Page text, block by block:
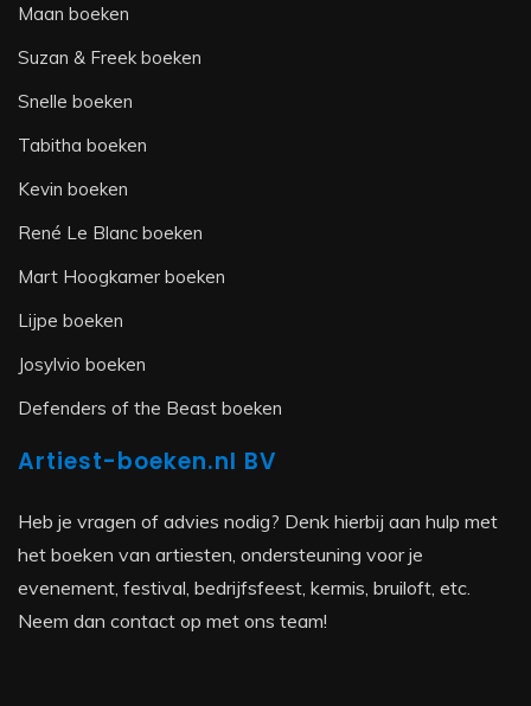
Maan boeken
Suzan & Freek boeken
Snelle boeken
Tabitha boeken
Kevin boeken
René Le Blanc boeken
Mart Hoogkamer boeken
Lijpe boeken
Josylvio boeken
Defenders of the Beast boeken
Artiest-boeken.nl BV
Heb je vragen of advies nodig? Denk hierbij aan hulp met
het boeken van artiesten, ondersteuning voor je
evenement, festival, bedrijfsfeest, kermis, bruiloft, etc.
Neem dan contact op met ons team!